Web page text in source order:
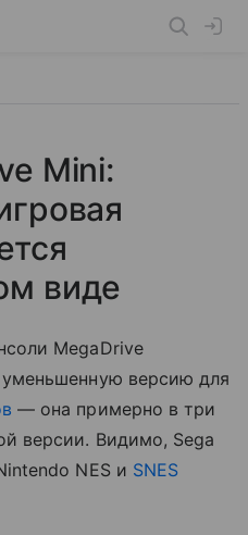
Mini:
виде
MegaDrive
версию для
— она примерно в три
версии. Видимо, Sega
NES и SNES